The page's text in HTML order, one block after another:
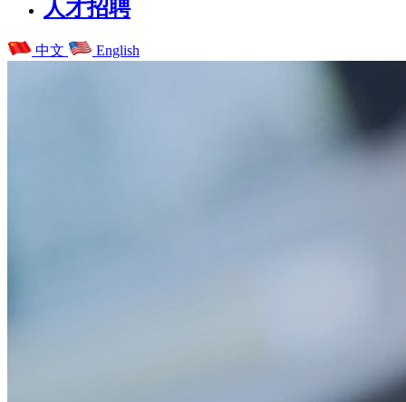
人才招聘
中文 English